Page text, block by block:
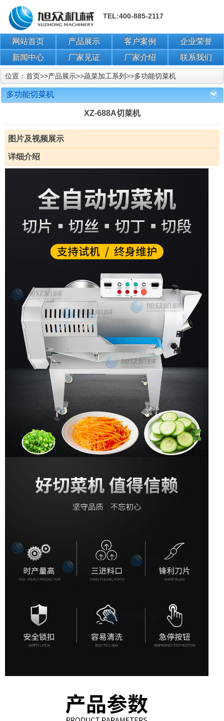
TEL:400-885-2117
网站首页 产品展示 客户案例
企业荣誉
新闻中心
厂家见证 厂家介绍 联系我们
位置： 首页>>产品展示>>蔬菜加工系列>>多功能切菜机
多功能切菜机
XZ-688A切菜机
图片及视频展示
详细介绍